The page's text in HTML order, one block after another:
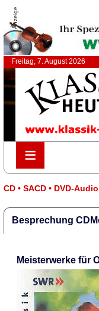
Anzeige
Freitag, 7. August 2026
≡
≡
CD • SACD • DVD-
Besprechung
Meisterwerke für